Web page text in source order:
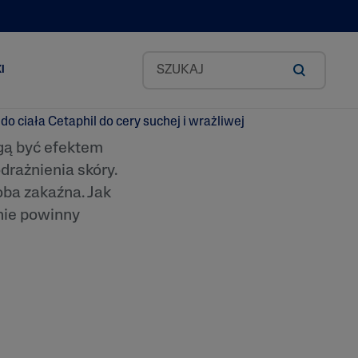
Zestawy Classic
być efektem
skóry.
zakaźna. Jak
powinny